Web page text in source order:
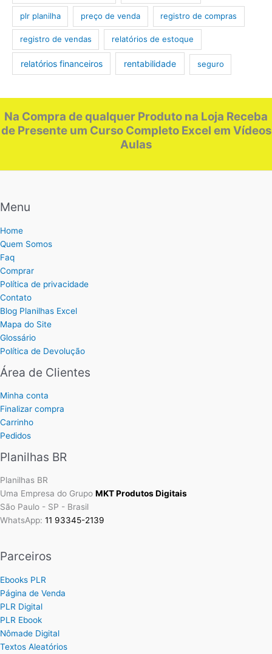
plr planilha preço de venda registro de compras
registro de vendas relatórios de estoque
relatórios financeiros rentabilidade seguro
Na Compra de qualquer Produto na Loja Receba
de Presente um Curso Completo Excel em Vídeos
Aulas
Menu
Home
Quem Somos
Faq
Comprar
Política de privacidade
Contato
Blog Planilhas Excel
Mapa do Site
Glossário
Política de Devolução
Área de Clientes
Minha conta
Finalizar compra
Carrinho
Pedidos
Planilhas BR
Planilhas BR
Uma Empresa do Grupo MKT Produtos Digitais
São Paulo - SP - Brasil
WhatsApp: 11 93345-2139
Parceiros
Ebooks PLR
Página de Venda
PLR Digital
PLR Ebook
Nômade Digital
Textos Aleatórios